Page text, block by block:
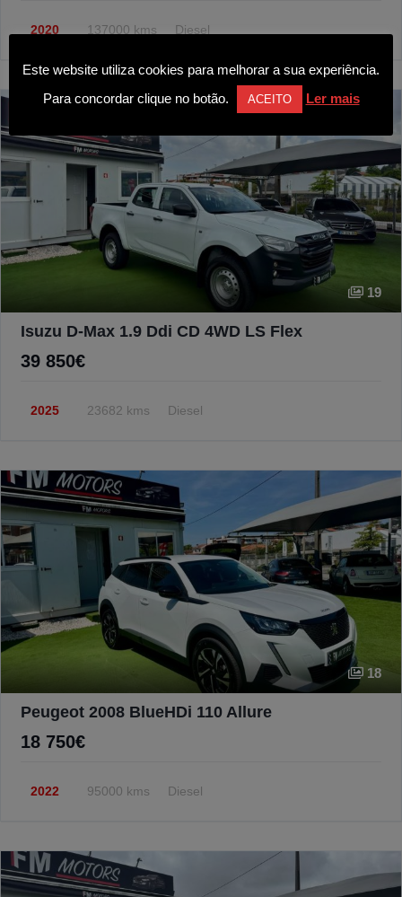
2020 137000 kms Diesel
19
Isuzu D-Max 1.9 Ddi CD 4WD LS Flex
39 850€
2025 23682 kms Diesel
18
Peugeot 2008 BlueHDi 110 Allure
18 750€
2022 95000 kms Diesel
Este website utiliza cookies para melhorar a sua experiência.
Para concordar clique no botão.
ACEITO Ler mais